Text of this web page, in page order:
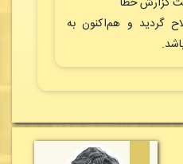
گردید و هم‌اکنون به